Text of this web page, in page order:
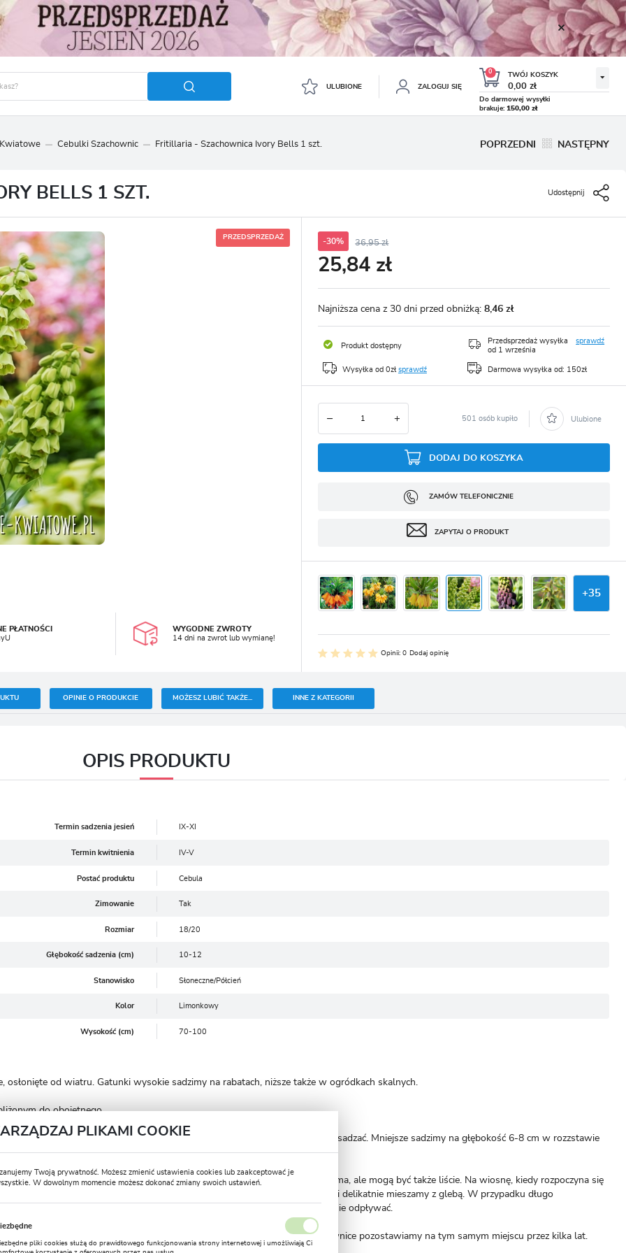
ULUBIONE ZALOGUJ SIĘ
Zapomniałem hasła
SIĘ
podgląd statusu realizacji zamówień
podgląd historii zakupów
brak konieczności wprowadzania swoich danych przy kolejnych zakupach
0 TWÓJ KOSZYK
0,00 zł
8.99 zł 19.43 zł
KROKUS WIOSENNY MIX 50
19.99 zł 43.32 zł
Do darmowej wysyłki
brakuje: 150,00 zł
Cebulki Szachownic Fritillaria - Szachownica Ivory Bells 1 szt. POPRZEDNI NASTĘPNY
BELLS 1 SZT. Udostępnij
PRZEDSPRZEDAŻ
PŁATNOŚCI
WYGODNE ZWROTY
14 dni na zwrot lub wymianę!
-30% 36,95 zł
25,84 zł
Najniższa cena z 30 dni przed obniżką: 8,46 zł
Produkt dostępny
Przedsprzedaż wysyłka
od 1 września
sprawdź
Wysyłka od 0zł sprawdź Darmowa wysyłka od: 150zł
501 osób kupiło Ulubione
DODAJ DO KOSZYKA
ZAMÓW TELEFONICZNIE
ZAPYTAJ O PRODUKT
+35
Opinii: 0 Dodaj opinię
OPINIE O PRODUKCIE MOŻESZ LUBIĆ TAKŻE... INNE Z KATEGORII
OPIS PRODUKTU
Termin sadzenia jesień IX-XI
Termin kwitnienia IV-V
Postać produktu Cebula
Zimowanie Tak
Rozmiar 18/20
Głębokość sadzenia (cm) 10-12
Stanowisko Słoneczne/Półcień
Kolor Limonkowy
Wysokość (cm) 70-100
osłonięte od wiatru. Gatunki wysokie sadzimy na rabatach, niższe także w ogródkach skalnych.
do obojętnego.
40 cm od siebie. Jeśli rosną za gęsto, szybko przestają kwitnąć i trzeba je rozsadzać. Mniejsze sadzimy na głębokość 6-8 cm w rozzstawie
by zabezpieczyć je przed zmarznięciem. Najlepiej do tego celu nadaje się słoma, ale mogą być także liście. Na wiosnę, kiedy rozpoczyna się
By rośliny dobrze się rozwijały, wieloskładnikowy nawóz rozkładamy i delikatnie mieszamy z glebą. W przypadku długo
rabatach miejsca nieco podwyższone aby woda z opadów mogła swobodnie odpływać.
miejsce, w którym nie jest za gorąco. Generalnie jednak szachownice pozostawiamy na tym samym miejscu przez kilka lat.
PLIKAMI COOKIE
Twoją prywatność. Możesz zmienić ustawienia cookies lub zaakceptować je
W dowolnym momencie możesz dokonać zmiany swoich ustawień.
pliki cookies służą do prawidłowego funkcjonowania strony internetowej i umożliwiają Ci